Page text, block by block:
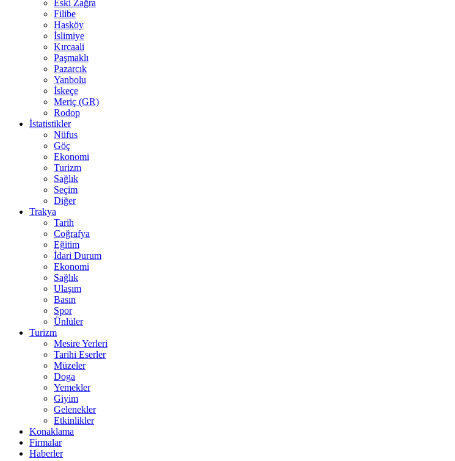
Eski Zağra
Filibe
Hasköy
İslimiye
Kırcaali
Paşmaklı
Pazarcık
Yanbolu
İskeçe
Meriç (GR)
Rodop
İstatistikler
Nüfus
Göç
Ekonomi
Turizm
Sağlık
Seçim
Diğer
Trakya
Tarih
Coğrafya
Eğitim
İdari Durum
Ekonomi
Sağlık
Ulaşım
Basın
Spor
Ünlüler
Turizm
Mesire Yerleri
Tarihi Eserler
Müzeler
Doga
Yemekler
Giyim
Gelenekler
Etkinlikler
Konaklama
Firmalar
Haberler